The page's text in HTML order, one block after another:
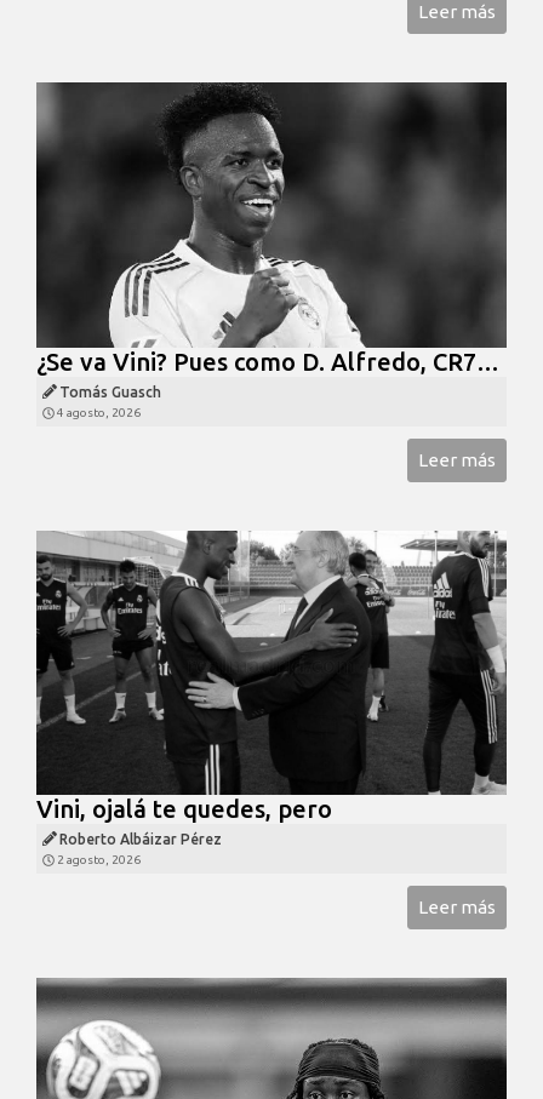
Leer más
¿Se va Vini? Pues como D. Alfredo, CR7…
Tomás Guasch
4 agosto, 2026
Leer más
Vini, ojalá te quedes, pero
Roberto Albáizar Pérez
2 agosto, 2026
Leer más